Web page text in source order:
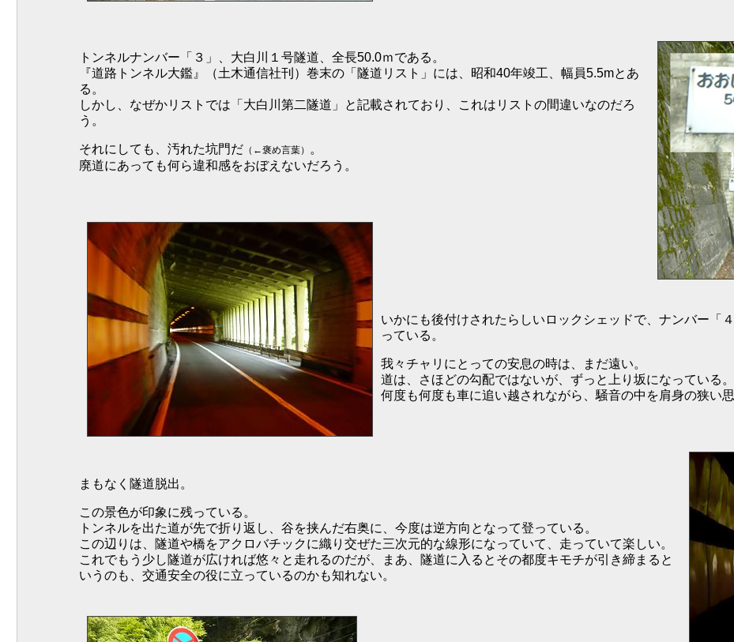
トンネルナンバー「３」、大白川１号隧道、全長50.0ｍである。
『道路トンネル大鑑』（土木通信社刊）巻末の「隧道リスト」には、昭和40年竣工、幅員5.5mとあ
る。
しかし、なぜかリストでは「大白川第二隧道」と記載されており、これはリストの間違いなのだろ
う。
それにしても、汚れた坑門だ （←褒め言葉）
。
廃道にあっても何ら違和感をおぼえないだろう。
いかにも後付けされたらしいロックシェッドで、ナンバー「
っている。
我々チャリにとっての安息の時は、まだ遠い。
道は、さほどの勾配ではないが、ずっと上り坂になっている。
何度も何度も車に追い越されながら、騒音の中を肩身の狭い
まもなく隧道脱出。
この景色が印象に残っている。
トンネルを出た道が先で折り返し、谷を挟んだ右奥に、今度は逆方向となって登っている。
この辺りは、隧道や橋をアクロバチックに織り交ぜた三次元的な線形になっていて、走っていて楽しい。
これでもう少し隧道が広ければ悠々と走れるのだが、まあ、隧道に入るとその都度キモチが引き締まると
いうのも、交通安全の役に立っているのかも知れない。